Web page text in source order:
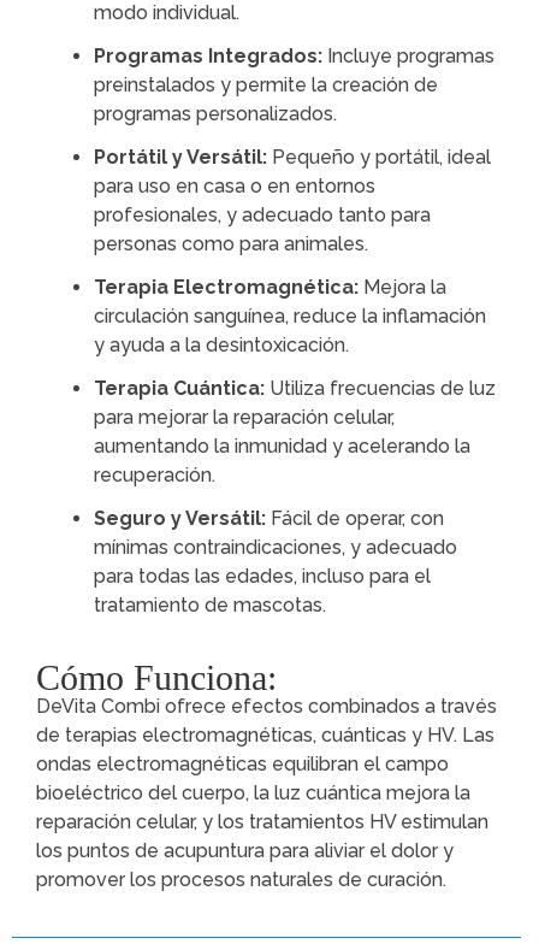
modo individual.
Programas Integrados: Incluye programas
preinstalados y permite la creación de
programas personalizados.
Portátil y Versátil: Pequeño y portátil, ideal
para uso en casa o en entornos
profesionales, y adecuado tanto para
personas como para animales.
Terapia Electromagnética: Mejora la
circulación sanguínea, reduce la inflamación
y ayuda a la desintoxicación.
Terapia Cuántica: Utiliza frecuencias de luz
para mejorar la reparación celular,
aumentando la inmunidad y acelerando la
recuperación.
Seguro y Versátil: Fácil de operar, con
mínimas contraindicaciones, y adecuado
para todas las edades, incluso para el
tratamiento de mascotas.
Cómo Funciona:
DeVita Combi ofrece efectos combinados a través
de terapias electromagnéticas, cuánticas y HV. Las
ondas electromagnéticas equilibran el campo
bioeléctrico del cuerpo, la luz cuántica mejora la
reparación celular, y los tratamientos HV estimulan
los puntos de acupuntura para aliviar el dolor y
promover los procesos naturales de curación.